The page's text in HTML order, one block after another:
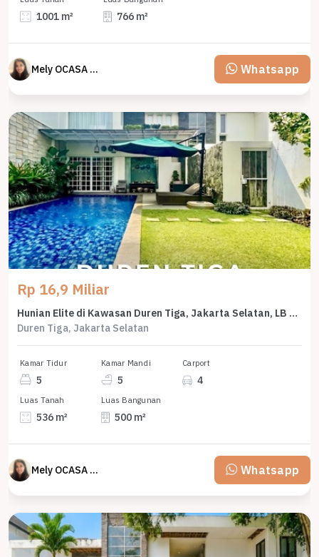
1001 m² 766 m²
Mely OCASA PROPERTY Whatsapp
Rp 16,9 Miliar
Hunian Elite di Kawasan Duren Tiga, Jakarta Selatan, LB 500m², Harga 16,9 Miliar
Duren Tiga, Jakarta Selatan
Kamar Tidur
5
Kamar Mandi
5
Carport
4
Luas Tanah
536 m²
Luas Bangunan
500 m²
Mely OCASA PROPERTY Whatsapp